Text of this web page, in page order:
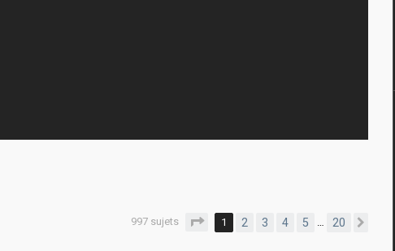
997 sujets Page 1sur20
1 2 3 4 5 … 20